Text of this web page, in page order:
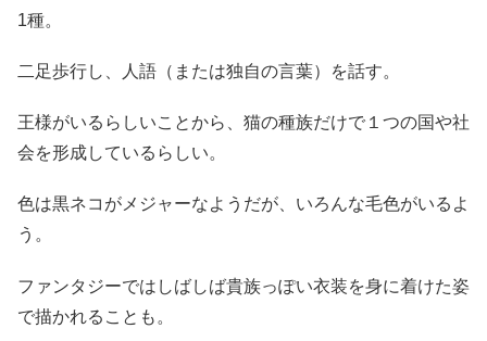
1種。
二足歩行し、人語（または独自の言葉）を話す。
王様がいるらしいことから、猫の種族だけで１つの国や社
会を形成しているらしい。
色は黒ネコがメジャーなようだが、いろんな毛色がいるよ
う。
ファンタジーではしばしば貴族っぽい衣装を身に着けた姿
で描かれることも。